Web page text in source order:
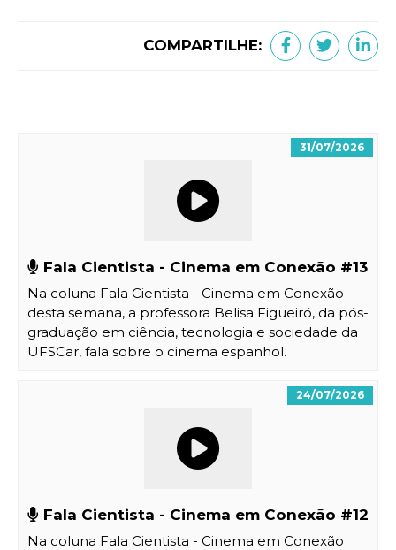
COMPARTILHE:
Fala Cientista - Cinema em Conexão #13
31/07/2026
Na coluna Fala Cientista - Cinema em Conexão
desta semana, a professora Belisa Figueiró, da pós-
graduação em ciência, tecnologia e sociedade da
UFSCar, fala sobre o cinema espanhol.
Fala Cientista - Cinema em Conexão #12
24/07/2026
Na coluna Fala Cientista - Cinema em Conexão